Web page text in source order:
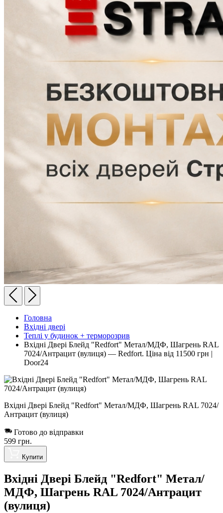
Головна
Вхідні двері
Теплі у будинок + терморозрив
Вхідні Двері Блейд "Redfort" Метал/МДФ, Шагрень RAL
7024/Антрацит (вулиця) — Redfort. Ціна від 11500 грн |
Door24
Вхідні Двері Блейд "Redfort" Метал/МДФ, Шагрень RAL 7024/
Антрацит (вулиця)
Готово до відправки
599 грн.
Купити
Вхідні Двері Блейд "Redfort" Метал/
МДФ, Шагрень RAL 7024/Антрацит
(вулиця)